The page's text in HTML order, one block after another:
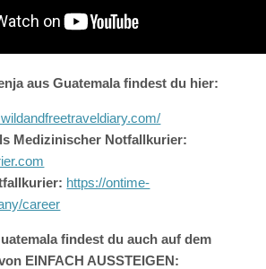
aus Guatemala findest du hier:
Medizinischer Notfallkurier:
https://ontime-
career
findest du auch auf dem
EINFACH AUSSTEIGEN: